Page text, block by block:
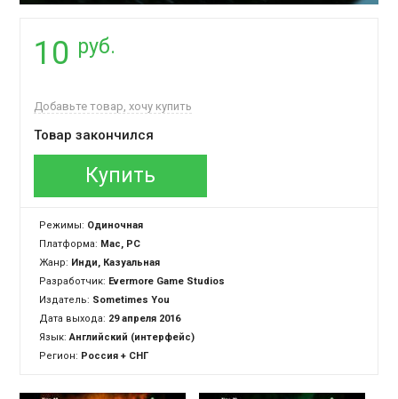
10 руб.
Добавьте товар, хочу купить
Товар закончился
Купить
Режимы: Одиночная
Платформа: Mac, PC
Жанр: Инди, Казуальная
Разработчик: Evermore Game Studios
Издатель: Sometimes You
Дата выхода: 29 апреля 2016
Язык:Английский (интерфейс)
Регион: Россия + СНГ